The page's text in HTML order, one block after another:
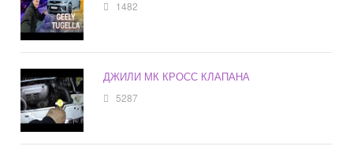
1482
ДЖИЛИ МК КРОСС КЛАПАНА
5287